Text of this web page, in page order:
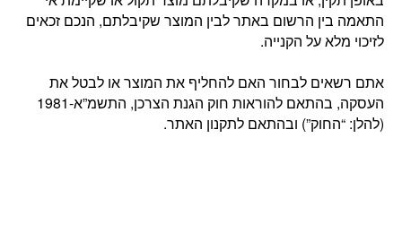
התאמה בין הרשום באתר לבין המוצר שקיבלתם, הנכם זכאים
לזיכוי מלא על הקנייה.
אתם רשאים לבחור האם להחליף את המוצר או לבטל את
העסקה, בהתאם להוראות חוק הגנת הצרכן, התשמ”א-1981
(להלן: “החוק”) ובהתאם לתקנון האתר.